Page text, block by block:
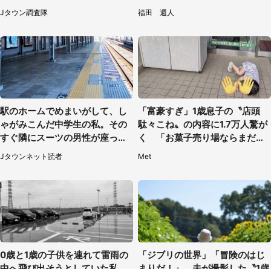
へ急げ【8／8～31】
Jタウン調査隊
えそう」
福田 週人
駅のホームでめまいがして、し
ゃがみこんだ中学生の私。その
すぐ隣にスーツの男性が座って
きて（千葉県・20代女性）
Jタウンネット読者
「富豪すぎ」1歳息子の〝店頭
駄々こね〟の内容に1.7万人驚が
く 「お菓子売り場ならまだし
Met
0歳と1歳の子供を連れて雷雨の
「ジブリの世界」「冒険のはじ